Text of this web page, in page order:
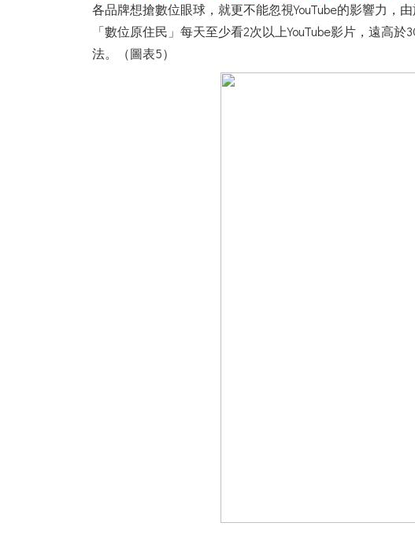
各品牌想搶數位眼球，就更不能忽視YouTube的影響力，
「數位原住民」每天至少看2次以上YouTube影片，遠高
法。（圖表5）